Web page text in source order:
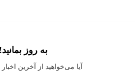
-side exception has occurred while loading
به روز بمانید!
آیا می‌خواهید از آخرین